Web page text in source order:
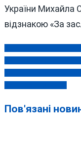
України Михайла
відзнакою «За
Навігація
записів
Пов'язані